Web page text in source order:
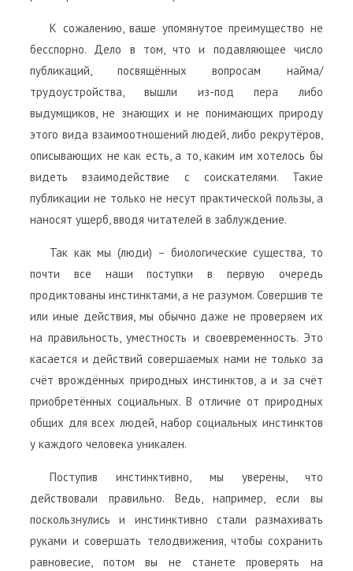
К сожалению, ваше упомянутое преимущество не
бесспорно. Дело в том, что и подавляющее число
публикаций, посвящённых вопросам найма/
трудоустройства, вышли из-под пера либо
выдумщиков, не знающих и не понимающих природу
этого вида взаимоотношений людей, либо рекрутёров,
описывающих не как есть, а то, каким им хотелось бы
видеть взаимодействие с соискателями. Такие
публикации не только не несут практической пользы, а
наносят ущерб, вводя читателей в заблуждение.
Так как мы (люди) – биологические существа, то
почти все наши поступки в первую очередь
продиктованы инстинктами, а не разумом. Совершив те
или иные действия, мы обычно даже не проверяем их
на правильность, уместность и своевременность. Это
касается и действий совершаемых нами не только за
счёт врождённых природных инстинктов, а и за счёт
приобретённых социальных. В отличие от природных
общих для всех людей, набор социальных инстинктов
у каждого человека уникален.
Поступив инстинктивно, мы уверены, что
действовали правильно. Ведь, например, если вы
поскользнулись и инстинктивно стали размахивать
руками и совершать телодвижения, чтобы сохранить
равновесие, потом вы не станете проверять на